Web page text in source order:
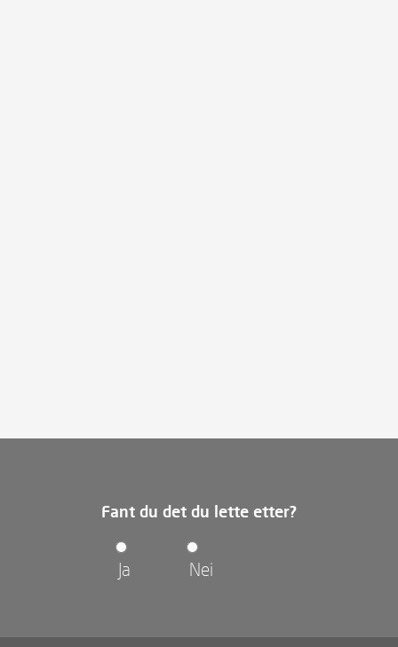
Fant du det du lette etter?
Ja Nei